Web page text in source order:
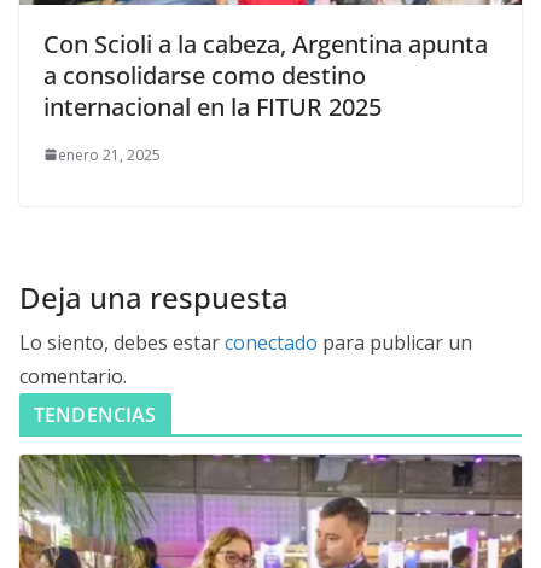
Con Scioli a la cabeza, Argentina apunta
a consolidarse como destino
internacional en la FITUR 2025
enero 21, 2025
Deja una respuesta
Lo siento, debes estarconectado para publicar un
comentario.
TENDENCIAS